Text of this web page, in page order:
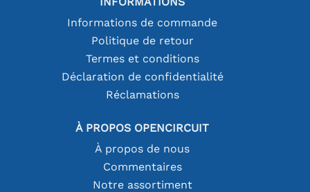
Informations de commande
Politique de retour
Termes et conditions
Déclaration de confidentialité
Réclamations
À PROPOS OPENCIRCUIT
À propos de nous
Commentaires
Notre assortiment